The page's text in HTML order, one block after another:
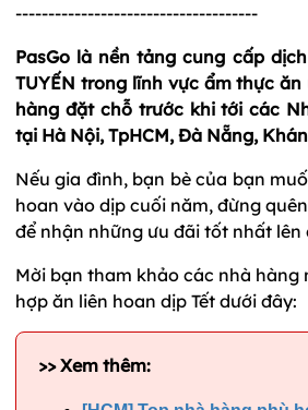
-------------------------------------
PasGo là nền tảng cung cấp
TUYẾN trong lĩnh vực ẩm thực ăn
hàng đặt chỗ trước khi tới các
tại Hà Nội, TpHCM, Đà Nẵng,
Nếu gia đình, bạn bè của bạn
hoan vào dịp cuối năm, đừng
để nhận những ưu đãi tốt nhất lên
Mời bạn tham khảo các nhà hàng
hợp ăn liên hoan dịp Tết dưới đây:
>> Xem thêm: